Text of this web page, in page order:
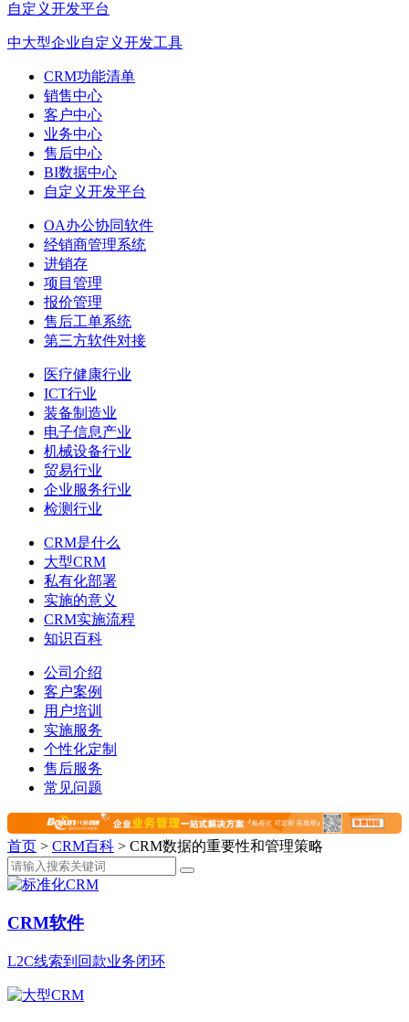
自定义开发平台
中大型企业自定义开发工具
CRM功能清单
销售中心
客户中心
业务中心
售后中心
BI数据中心
自定义开发平台
OA办公协同软件
经销商管理系统
进销存
项目管理
报价管理
售后工单系统
第三方软件对接
医疗健康行业
ICT行业
装备制造业
电子信息产业
机械设备行业
贸易行业
企业服务行业
检测行业
CRM是什么
大型CRM
私有化部署
实施的意义
CRM实施流程
知识百科
公司介绍
客户案例
用户培训
实施服务
个性化定制
售后服务
常见问题
首页 > CRM百科 > CRM数据的重要性和管理策略
CRM软件
L2C线索到回款业务闭环